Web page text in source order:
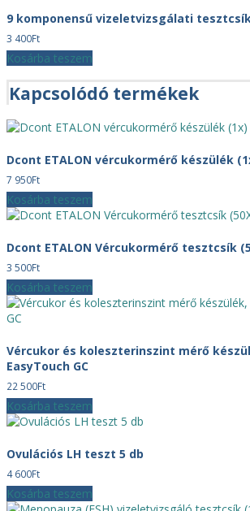
9 komponensű vizeletvizsgálati tesztcsík
3 400Ft
Kosárba teszem
Kapcsolódó termékek
Dcont ETALON vércukormérő készülék
7 950Ft
Kosárba teszem
Dcont ETALON Vércukormérő tesztcsík
3 500Ft
Kosárba teszem
Vércukor és koleszterinszint mérő
EasyTouch GC
22 500Ft
Kosárba teszem
Ovulációs LH teszt 5 db
4 600Ft
Kosárba teszem